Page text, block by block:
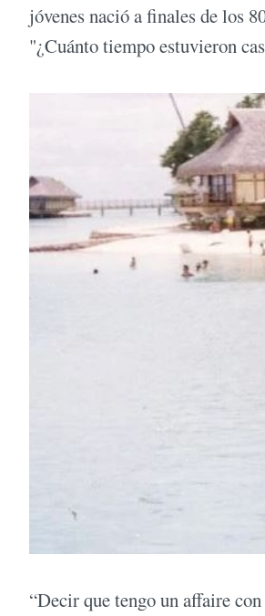
jóvenes nació a finales de los
"¿Cuánto tiempo estuvieron
“Decir que tengo un affaire